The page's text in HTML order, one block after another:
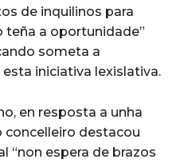
de inquilinos para
teña a oportunidade”
someta a
iniciativa lexislativa.
en resposta a unha
concelleiro destacou
“non espera de brazos